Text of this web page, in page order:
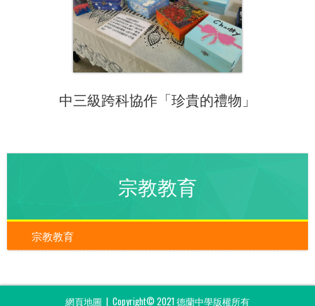
中三級跨科協作「珍貴的禮物」
宗教教育
宗教教育
網頁地圖 | Copyright© 2021 德蘭中學版權所有